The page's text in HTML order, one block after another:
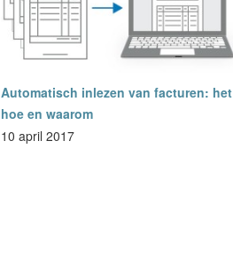
Automatisch inlezen van facturen: het
hoe en waarom
10 april 2017